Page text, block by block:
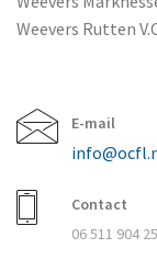
Weevers Rutten
E-mail
Contact
06 511 904 25